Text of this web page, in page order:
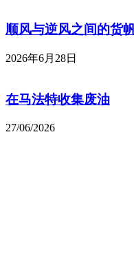
顺风与逆风之间的货
2026年6月28日
在马法特收集废油
27/06/2026